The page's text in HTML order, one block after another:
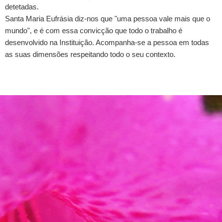
detetadas.
Santa Maria Eufrásia diz-nos que "uma pessoa vale mais que o
mundo", e é com essa convicção que todo o trabalho é
desenvolvido na Instituição. Acompanha-se a pessoa em todas
as suas dimensões respeitando todo o seu contexto.